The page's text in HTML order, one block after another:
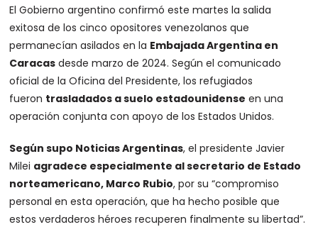
El Gobierno argentino confirmó este martes la salida
exitosa de los cinco opositores venezolanos que
permanecían asilados en la Embajada Argentina en
Caracas desde marzo de 2024. Según el comunicado
oficial de la Oficina del Presidente, los refugiados
fueron trasladados a suelo estadounidense en una
operación conjunta con apoyo de los Estados Unidos.
Según supo Noticias Argentinas, el presidente Javier
Milei agradece especialmente al secretario de Estado
norteamericano, Marco Rubio, por su “compromiso
personal en esta operación, que ha hecho posible que
estos verdaderos héroes recuperen finalmente su libertad”.